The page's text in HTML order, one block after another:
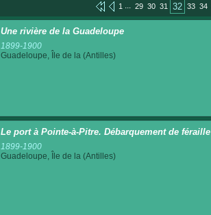
1 ... 29 30 31 32 33 34
Une rivière de la Guadeloupe
1899-1900
Guadeloupe, Île de la (Antilles)
Le port à Pointe-à-Pitre. Débarquement de féraille
1899-1900
Guadeloupe, Île de la (Antilles)